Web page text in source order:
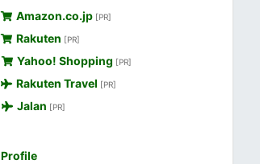
Amazon.co.jp [PR]
Rakuten [PR]
Yahoo! Shopping [PR]
Rakuten Travel [PR]
Jalan [PR]
Profile